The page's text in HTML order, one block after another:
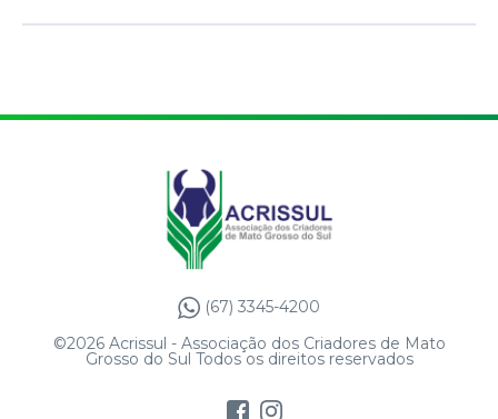
(67) 3345-4200
©2026 Acrissul - Associação dos Criadores de Mato
Grosso do Sul Todos os direitos reservados